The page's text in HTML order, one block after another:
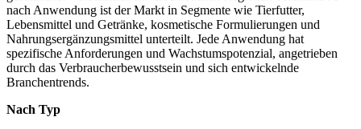
nach Anwendung ist der Markt in Segmente wie Tierfutter,
Lebensmittel und Getränke, kosmetische Formulierungen und
Nahrungsergänzungsmittel unterteilt. Jede Anwendung hat
spezifische Anforderungen und Wachstumspotenzial, angetrieben
durch das Verbraucherbewusstsein und sich entwickelnde
Branchentrends.
Nach Typ